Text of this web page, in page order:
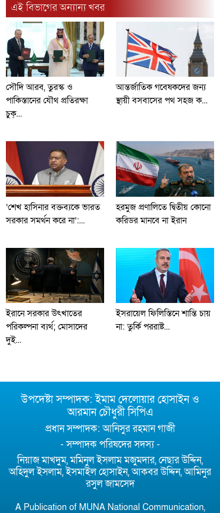
এই বিভাগের অন্যান্য খবর
সৌদি আরব, তুরস্ক ও
পাকিস্তানের যৌথ প্রতিরক্ষা
চুক্...
আন্তর্জাতিক গবেষকদের জন্য
স্থায়ী বসবাসের পথ সহজ ক...
‘শেখ হাসিনার বক্তব্যকে ভারত
সরকার সমর্থন করে না’:...
হরমুজ প্রণালিতে দ্বিতীয় কোনো
করিডর মানবে না ইরান
ইরানে সরকার উৎখাতের
পরিকল্পনা ব্যর্থ; মোসাদের
দুই...
ইসরায়েল ফিলিস্তিনে শান্তি চায়
না: তুর্কি পররাষ্ট...
উপদেষ্টা সম্পাদক: ইমাম দেলোয়ার হোসাইন ও
আরমান চৌধুরী সিপিএ
প্রধান সম্পাদক: আনিসুর রহমান গাজী
- সম্পাদক পরিষদের সদস্য -
নিয়াজ মাখদুম, মমিনুল ইসলাম মজুমদার, নেছার উদ্দিন,
অহিদুল ইসলাম, ইসমাইল হোসাইন, আকবর উদ্দিন, আমিনুর
রসুল জামসেদ
A Publication of MUNA National Communication,